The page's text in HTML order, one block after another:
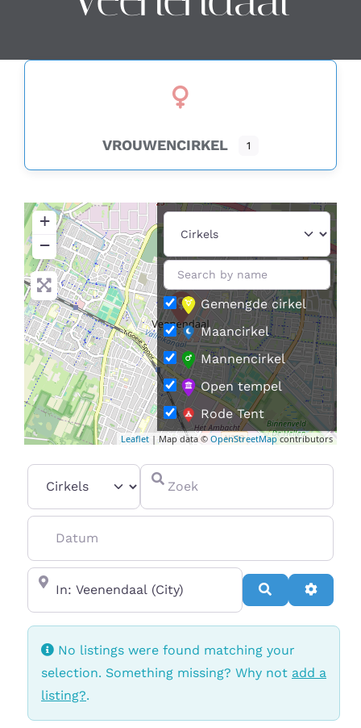
VROUWENCIRKEL 1
+
−
Leaflet | Map data © OpenStreetMapcontributors
Gemengde cirkel
Maancirkel
Mannencirkel
Open tempel
Rode Tent
Vrouwencirkel
Zoek
In de buurt van
Search
No listings were found matching your
selection. Something missing? Why not add a
listing?.